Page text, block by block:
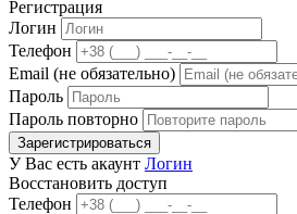
Регистрация
Логин
Телефон
Email (не обязательно)
Пароль
Пароль повторно
Зарегистрироваться
У Вас есть акаунт Логин
Восстановить доступ
Телефон